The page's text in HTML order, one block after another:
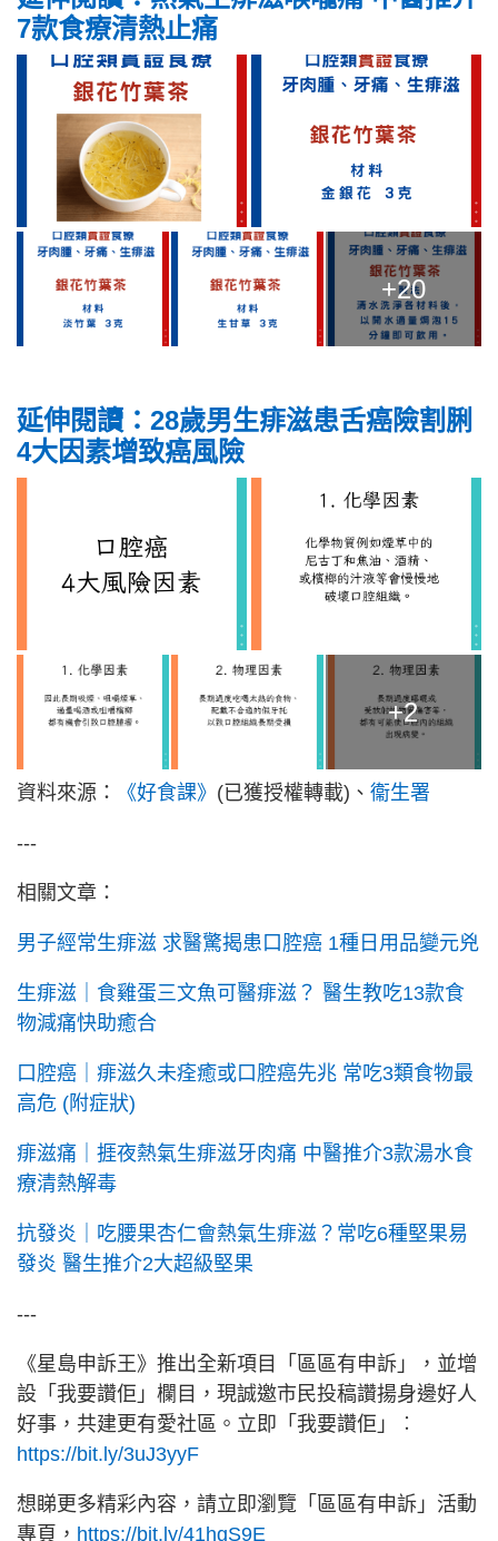
7款食療清熱止痛
+20
延伸閱讀：28歲男生痱滋患舌癌險割脷
4大因素增致癌風險
+2
資料來源： 《好食課》 (已獲授權轉載)、 衞生署
---
相關文章：
男子經常生痱滋 求醫驚揭患口腔癌 1種日用品變元兇
生痱滋｜食雞蛋三文魚可醫痱滋？ 醫生教吃13款食
物減痛快助癒合
口腔癌｜痱滋久未痊癒或口腔癌先兆 常吃3類食物最
高危 (附症狀)
痱滋痛｜捱夜熱氣生痱滋牙肉痛 中醫推介3款湯水食
療清熱解毒
抗發炎｜吃腰果杏仁會熱氣生痱滋？常吃6種堅果易
發炎 醫生推介2大超級堅果
---
《星島申訴王》推出全新項目「區區有申訴」，並增
設「我要讚佢」欄目，現誠邀市民投稿讚揚身邊好人
好事，共建更有愛社區。立即「我要讚佢」︰
https://bit.ly/3uJ3yyF
想睇更多精彩內容，請立即瀏覽「區區有申訴」活動
專頁， https://bit.ly/41hgS9E